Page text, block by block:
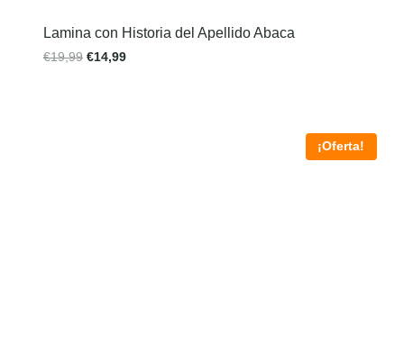
Lamina con Historia del Apellido Abaca
€19,99 €14,99
¡Oferta!